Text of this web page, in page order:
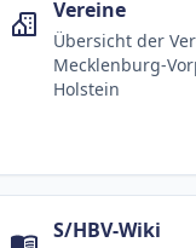
Vereine
Übersicht der
Mecklenburg-
Holstein
S/HBV-Wiki